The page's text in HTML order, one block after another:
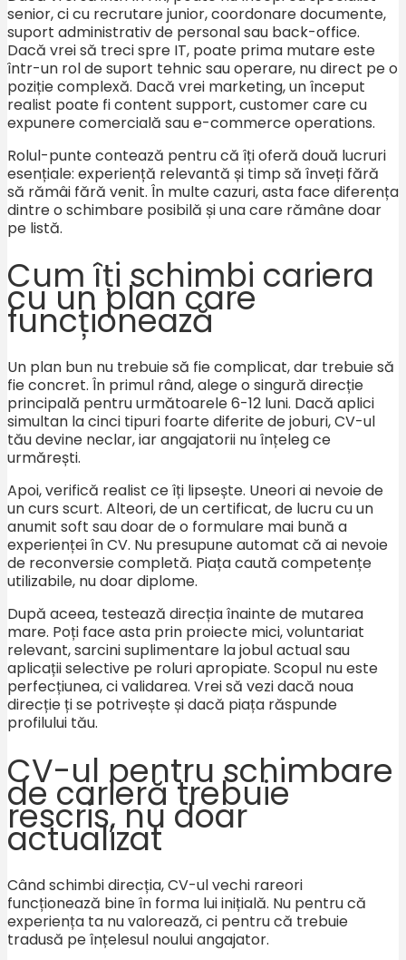
senior, ci cu recrutare junior, coordonare documente,
suport administrativ de personal sau back-office.
Dacă vrei să treci spre IT, poate prima mutare este
într-un rol de suport tehnic sau operare, nu direct pe o
poziție complexă. Dacă vrei marketing, un început
realist poate fi content support, customer care cu
expunere comercială sau e-commerce operations.
Rolul-punte contează pentru că îți oferă două lucruri
esențiale: experiență relevantă și timp să înveți fără
să rămâi fără venit. În multe cazuri, asta face diferența
dintre o schimbare posibilă și una care rămâne doar
pe listă.
Cum îți schimbi cariera
cu un plan care
funcționează
Un plan bun nu trebuie să fie complicat, dar trebuie să
fie concret. În primul rând, alege o singură direcție
principală pentru următoarele 6-12 luni. Dacă aplici
simultan la cinci tipuri foarte diferite de joburi, CV-ul
tău devine neclar, iar angajatorii nu înțeleg ce
urmărești.
Apoi, verifică realist ce îți lipsește. Uneori ai nevoie de
un curs scurt. Alteori, de un certificat, de lucru cu un
anumit soft sau doar de o formulare mai bună a
experienței în CV. Nu presupune automat că ai nevoie
de reconversie completă. Piața caută competențe
utilizabile, nu doar diplome.
După aceea, testează direcția înainte de mutarea
mare. Poți face asta prin proiecte mici, voluntariat
relevant, sarcini suplimentare la jobul actual sau
aplicații selective pe roluri apropiate. Scopul nu este
perfecțiunea, ci validarea. Vrei să vezi dacă noua
direcție ți se potrivește și dacă piața răspunde
profilului tău.
CV-ul pentru schimbare
de carieră trebuie
rescris, nu doar
actualizat
Când schimbi direcția, CV-ul vechi rareori
funcționează bine în forma lui inițială. Nu pentru că
experiența ta nu valorează, ci pentru că trebuie
tradusă pe înțelesul noului angajator.